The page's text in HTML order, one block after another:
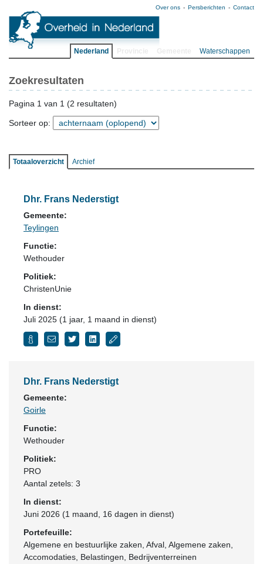
Over ons Persberichten Contact
Nederland Waterschappen
Zoekresultaten
Pagina 1 van 1 (2 resultaten)
Sorteer op:
Totaaloverzicht Archief
Dhr. Frans Nederstigt
Gemeente:
Teylingen
Functie:
Wethouder
Politiek:
ChristenUnie
In dienst:
Juli 2025 (1 jaar, 1 maand in dienst)
Dhr. Frans Nederstigt
Gemeente:
Goirle
Functie:
Wethouder
Politiek:
PRO
Aantal zetels: 3
In dienst:
Juni 2026 (1 maand, 16 dagen in dienst)
Portefeuille:
Algemene en bestuurlijke zaken, Afval, Algemene zaken,
Accomodaties, Belastingen, Bedrijventerreinen